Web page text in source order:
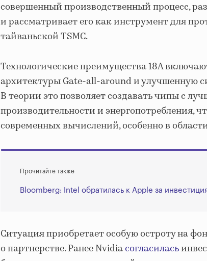
совершенный производственный процесс,
и рассматривает его как инструмент для
тайваньской TSMC.
Технологические преимущества 18А
архитектуры Gate-all-around и улучшенную
В теории это позволяет создавать чипы с
производительности и энергопотребления,
современных вычислений, особенно в
Прочитайте также
Bloomberg: Intel обратилась к Apple за
Ситуация приобретает особую остроту на
о партнерстве. Ранее Nvidiaсогласилась